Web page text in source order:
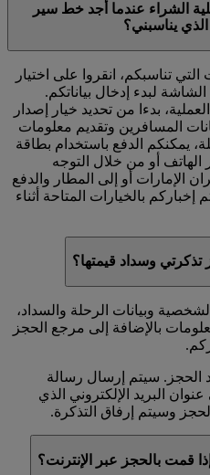
الشراء عندما أجد خط سير
الذي يناسبني؟
تناسبكم، انقروا على اختيار
لبدء إدخال بياناتكم.
بدءا من تحديد خيار إصدار
المسافرين وتقديم معلومات
يمكنكم الدفع باستخدام بطاقة
الهاتف أو من خلال التوجه
الإمارات أو إلى المطار والدفع
إخباركم بالخيارات المتاحة أثناء
وسداد قيمتها؟
وبيانات الرحلة والسداد،
بالإضافة إلى مرجع الحجز
الحجز. سيتم إرسال رسالة
البريد الإلكتروني الذي
وسيتم إرفاق التذكرة.
قمت بالحجز عبر الإنترنت؟